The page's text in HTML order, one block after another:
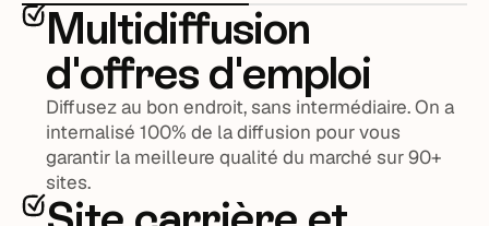
Multidiffusion
d'offres d'emploi
Diffusez au bon endroit, sans intermédiaire. On a
internalisé 100% de la diffusion pour vous
garantir la meilleure qualité du marché sur 90+
sites.